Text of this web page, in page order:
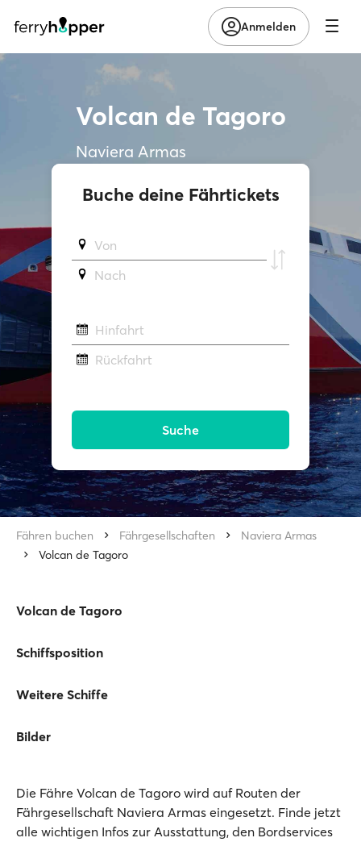
Anmelden
Volcan de Tagoro
Naviera Armas
Buche deine Fährtickets
Von
Νach
Hinfahrt
Rückfahrt
Suche
Fähren buchen Fährgesellschaften
Naviera Armas
Volcan de Tagoro
Volcan de Tagoro
Schiffsposition
Weitere Schiffe
Bilder
Die Fähre Volcan de Tagoro wird auf Routen der
Fährgesellschaft Naviera Armas eingesetzt. Finde jetzt
alle wichtigen Infos zur Ausstattung, den Bordservices